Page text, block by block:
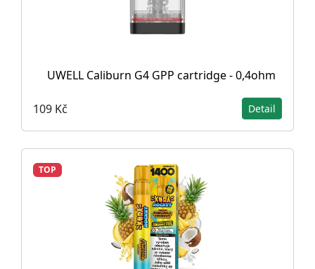
UWELL Caliburn G4 GPP cartridge - 0,4ohm
109 Kč Detail
TOP